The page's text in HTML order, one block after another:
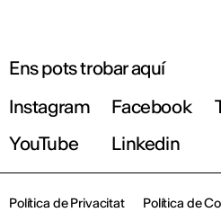
Ens pots trobar aquí
Instagram
Facebook
YouTube
Linkedin
Política de Privacitat Política de